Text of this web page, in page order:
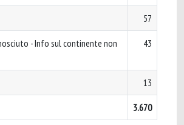
57
- Info sul continente non
43
13
3.670